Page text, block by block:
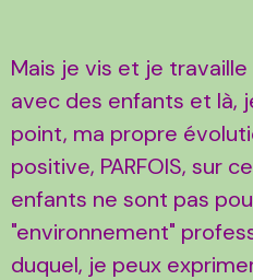
Mais je vis et je
avec des enfants et là,
point, ma propre
positive, PARFOIS, sur
enfants ne sont pas
"environnement"
duquel, je peux